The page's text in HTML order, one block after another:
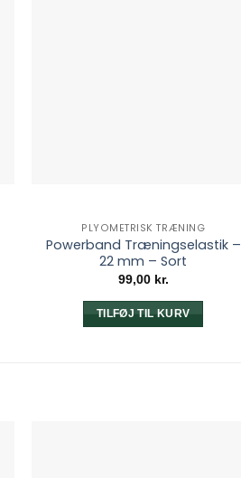
PLYOMETRISK TRÆNING
Powerband Træningselastik –
22 mm – Sort
99,00 kr.
TILFØJ TIL KURV